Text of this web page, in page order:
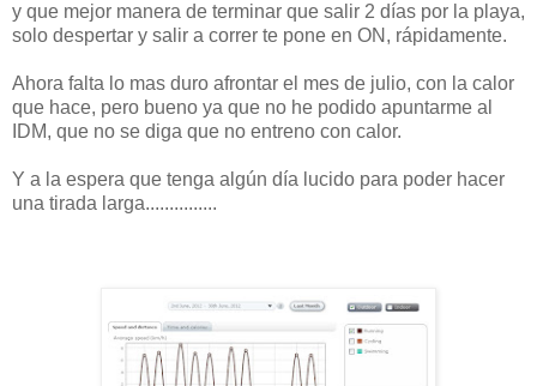
y que mejor manera de terminar que salir 2 días por la playa,
solo despertar y salir a correr te pone en ON, rápidamente.
Ahora falta lo mas duro afrontar el mes de julio, con la calor
que hace, pero bueno ya que no he podido apuntarme al
IDM, que no se diga que no entreno con calor.
Y a la espera que tenga algún día lucido para poder hacer
una tirada larga...............